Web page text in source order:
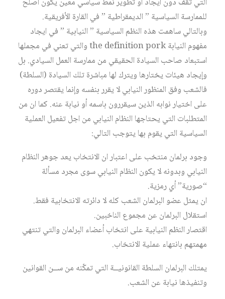
التي تقف دون ايجاد أو تطوير نمط سياسي معين يكون اصلح
للممارسة السياسية ” الديمقراطية ” في القارة الأفريقية.
وبالتالي ساهمت هذه النظم السياسية ” النيابية ” في ايجاد
مفهوم النيابة the definition pork والتي تعني في مجملها
استبعاد صاحب السيادة الحقيقي من ممارسة العمل السيادي. بل
وإيجاد هيئات يختارها ويترك لها مباشرة تلك السيادة (السلطة)
فالشعب وفق المنظور النيابي لا يقرر بنفسه وإنما يقتصر دوره
على اختيار نوابه الذين سيقررون باسمه أو نيابة عنه. كما ان من
المتطلبات التي يحتاجها النظام النيابي من اجل تفعيل العملية
السياسية التي يقوم بها يتوجب التالي:
وجود برلمان منتخب على اعتبار ان الانتخاب يعد جوهر النظام
النيابي وبدونه لا يكون النظام النيابي سوى مجرد مسألة
“صورية” أي رمزية.
ان يمثل عضو البرلمان الشعب كله لا دائرته الانتخابية فقط.
استقلال البرلمان عن مجموع الناخبين.
اقتصار النظم النيابية على انتخاب أعضاء البرلمان والتي تنتهي
مهمتهم بانتهاء عملية الانتخاب.
يمتلك البرلمان السلطة القانونيــة التي تمكّنه من ســن القوانين
وتنفيذها نيابة عن الشعب.